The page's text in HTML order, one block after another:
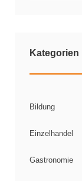
Kategorien
Bildung
Einzelhandel
Gastronomie